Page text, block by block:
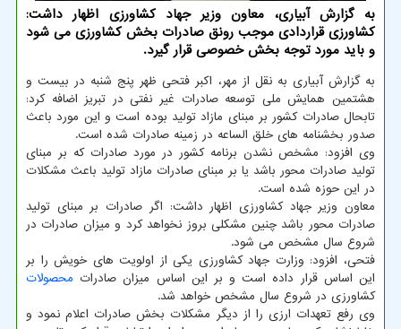
به گزارش آبیاری، معاون وزیر جهاد کشاورزی اظهار داشت:
کشاورزی قراردادی موجب رونق صادرات بخش کشاورزی می شود
و باید مورد توجه بخش خصوصی قرار گیرد.
به گزارش آبیاری به نقل از مهر، اکبر فتحی ظهر پنج شنبه در بیست و
هشتمین همایش ملی توسعه صادرات غیر نفتی در تبریز اضافه کرد:
تابحال صادرات کشور بر مبنای مازاد تولید بوده است و این مورد باعث
صدور بخشنامه های خلق الساعه در زمینه صادرات شده است.
وی افزود: مشخص نشدن برنامه کشور در مورد صادرات که بر مبنای
تولید صادرات محور باشد یا بر مبنای صادرات مازاد تولید باعث مشکلات
در این حوزه شده است.
معاون وزیر جهاد کشاورزی اظهار داشت: اگر صادرات بر مبنای تولید
صادرات محور باشد چنین مشکلی بروز نخواهد کرد و میزان صادرات در
شروع سال مشخص می شود.
فتحی، افزود: وزارت جهاد کشاورزی یکی از اولویت های خویش را بر
این اساس قرار داده است و بر این اساس میزان صادرات محصولات
کشاورزی در شروع سال مشخص خواهد شد.
وی رفع تعهدات ارزی را از دیگر مشکلات بخش صادرات اعلام نمود و